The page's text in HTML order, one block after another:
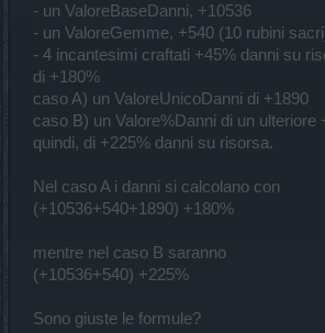
- un ValoreBaseDanni, +10536
- un ValoreGemme, +540 (10 rubini
- 4 incantesimi craftati +45% danni su
di +180%
caso A) un ValoreUnicoDanni di +1890
caso B) un Valore%Danni di un ulteriore
quindi, di +225% danni su risorsa.
Nel caso A i danni si calcolano con
(+10536+540+1890) +180%
mentre nel caso B saranno
(+10536+540) +225%
Sono giuste le formule?